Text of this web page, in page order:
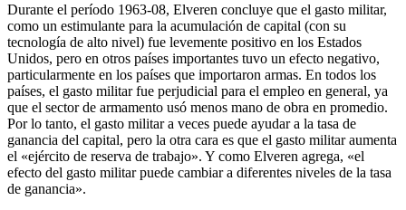
Durante el período 1963-08, Elveren concluye que el gasto militar,
como un estimulante para la acumulación de capital (con su
tecnología de alto nivel) fue levemente positivo en los Estados
Unidos, pero en otros países importantes tuvo un efecto negativo,
particularmente en los países que importaron armas. En todos los
países, el gasto militar fue perjudicial para el empleo en general, ya
que el sector de armamento usó menos mano de obra en promedio.
Por lo tanto, el gasto militar a veces puede ayudar a la tasa de
ganancia del capital, pero la otra cara es que el gasto militar aumenta
el «ejército de reserva de trabajo». Y como Elveren agrega, «el
efecto del gasto militar puede cambiar a diferentes niveles de la tasa
de ganancia».